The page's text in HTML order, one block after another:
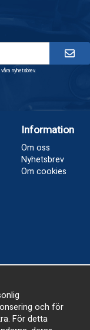
nyhetsbrev.
Information
Om oss
Nyhetsbrev
Om cookies
och för
För detta